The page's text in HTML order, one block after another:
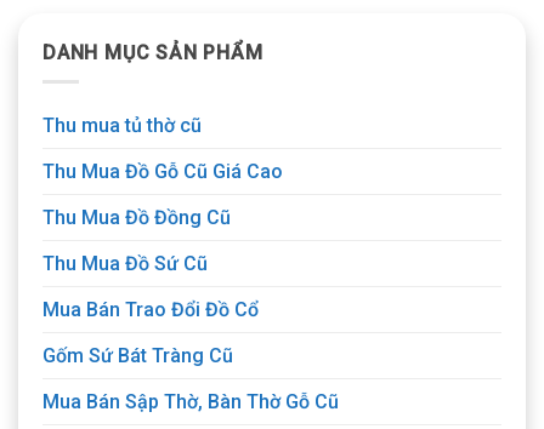
DANH MỤC SẢN PHẨM
Thu mua tủ thờ cũ
Thu Mua Đồ Gỗ Cũ Giá Cao
Thu Mua Đồ Đồng Cũ
Thu Mua Đồ Sứ Cũ
Mua Bán Trao Đổi Đồ Cổ
Gốm Sứ Bát Tràng Cũ
Mua Bán Sập Thờ, Bàn Thờ Gỗ Cũ